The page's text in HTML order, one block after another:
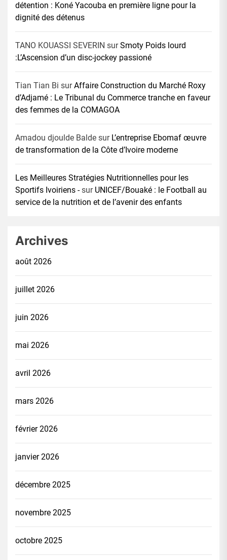
détention : Koné Yacouba en première ligne pour la
dignité des détenus
TANO KOUASSI SEVERIN surSmoty Poids lourd
:L’Ascension d’un disc-jockey passioné
Tian Tian Bi surAffaire Construction du Marché Roxy
d’Adjamé : Le Tribunal du Commerce tranche en faveur
des femmes de la COMAGOA
Amadou djoulde Balde sur L’entreprise Ebomaf œuvre
de transformation de la Côte d’Ivoire moderne
Les Meilleures Stratégies Nutritionnelles pour les
Sportifs Ivoiriens -sur UNICEF/Bouaké : le Football au
service de la nutrition et de l’avenir des enfants
Archives
août 2026
juillet 2026
juin 2026
mai 2026
avril 2026
mars 2026
février 2026
janvier 2026
décembre 2025
novembre 2025
octobre 2025